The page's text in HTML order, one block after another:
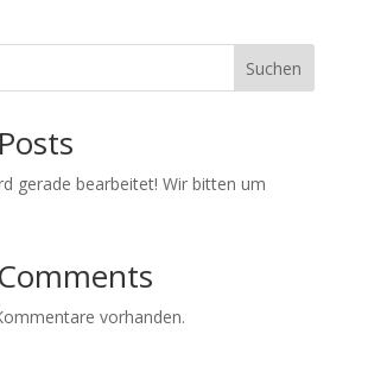
Suchen
gerade bearbeitet! Wir bitten um
vorhanden.